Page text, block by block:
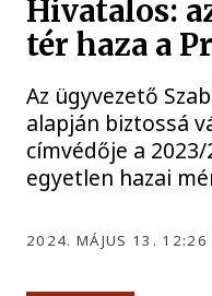
Hivatalos:
tér haza a
Az ügyvezető
alapján biztossá
címvédője a
egyetlen hazai
2024. MÁJUS 13. 12:26